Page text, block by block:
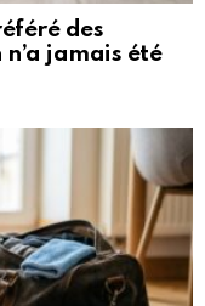
des
n’a jamais été